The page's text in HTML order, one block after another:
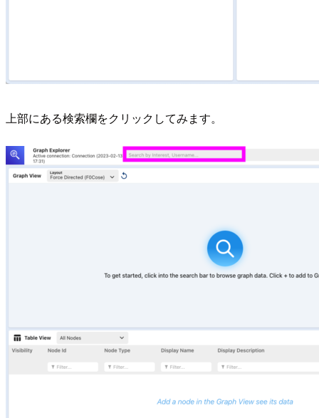
上部にある検索欄をクリックしてみます。